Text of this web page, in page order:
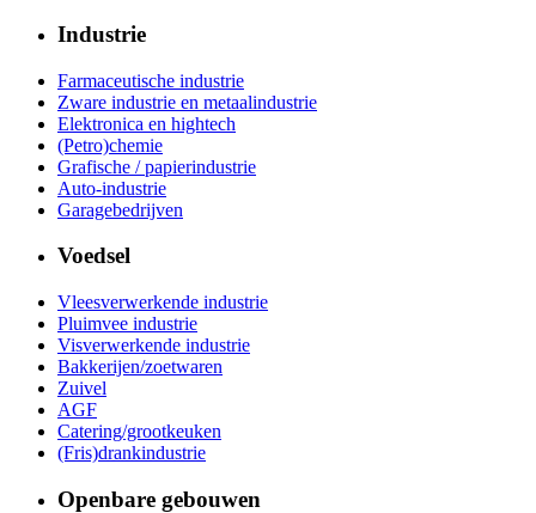
Industrie
Farmaceutische industrie
Zware industrie en metaalindustrie
Elektronica en hightech
(Petro)chemie
Grafische / papierindustrie
Auto-industrie
Garagebedrijven
Voedsel
Vleesverwerkende industrie
Pluimvee industrie
Visverwerkende industrie
Bakkerijen/zoetwaren
Zuivel
AGF
Catering/grootkeuken
(Fris)drankindustrie
Openbare gebouwen